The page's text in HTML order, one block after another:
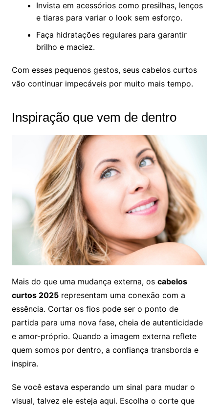
Invista em acessórios como presilhas, lenços
e tiaras para variar o look sem esforço.
Faça hidratações regulares para garantir
brilho e maciez.
Com esses pequenos gestos, seus cabelos curtos
vão continuar impecáveis por muito mais tempo.
Inspiração que vem de dentro
Mais do que uma mudança externa, os cabelos
curtos 2025representam uma conexão com a
essência. Cortar os fios pode ser o ponto de
partida para uma nova fase, cheia de autenticidade
e amor-próprio. Quando a imagem externa reflete
quem somos por dentro, a confiança transborda e
inspira.
Se você estava esperando um sinal para mudar o
visual, talvez ele esteja aqui. Escolha o corte que